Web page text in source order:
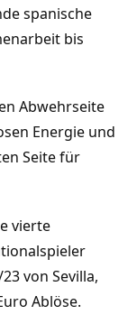
spanische
bis
Abwehrseite
Energie und
Seite für
vierte
von Sevilla,
Ablöse.